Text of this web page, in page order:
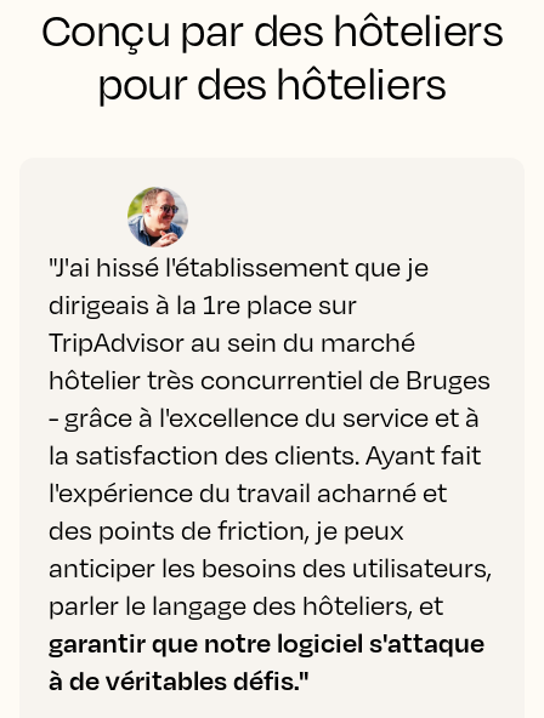
Conçu par des hôteliers
pour des hôteliers
"J'ai hissé l'établissement que je
dirigeais à la 1re place sur
TripAdvisor au sein du marché
hôtelier très concurrentiel de Bruges
- grâce à l'excellence du service et à
la satisfaction des clients. Ayant fait
l'expérience du travail acharné et
des points de friction, je peux
anticiper les besoins des utilisateurs,
parler le langage des hôteliers, et
garantir que notre logiciel s'attaque
à de véritables défis."